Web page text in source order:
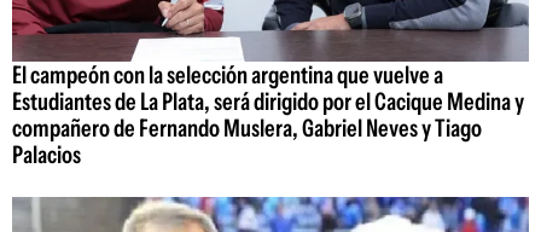
El campeón con la selección argentina que vuelve a
Estudiantes de La Plata, será dirigido por el Cacique Medina y
compañero de Fernando Muslera, Gabriel Neves y Tiago
Palacios